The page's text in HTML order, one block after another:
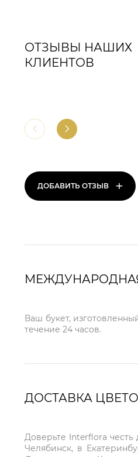
ОТЗЫВЫ НАШИХ
КЛИЕНТОВ
ДОБАВИТЬ ОТЗЫВ +
МЕЖДУНАРОДНАЯ
Ваш букет,
течение 24 часов.
ДОСТАВКА
Доверьте Interflora
Челябинск, в